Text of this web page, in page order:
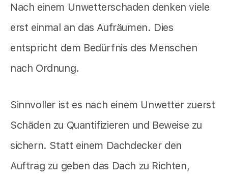
Nach einem Unwetterschaden denken viele
erst einmal an das Aufräumen. Dies
entspricht dem Bedürfnis des Menschen
nach Ordnung.
Sinnvoller ist es nach einem Unwetter zuerst
Schäden zu Quantifizieren und Beweise zu
sichern. Statt einem Dachdecker den
Auftrag zu geben das Dach zu Richten,